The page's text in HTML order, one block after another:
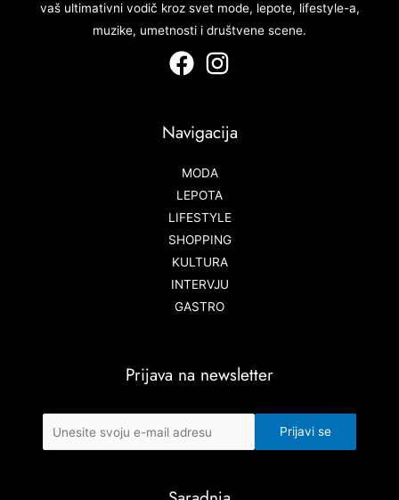
vaš ultimativni vodič kroz svet mode, lepote, lifestyle-a,
muzike, umetnosti i društvene scene.
Navigacija
MODA
LEPOTA
LIFESTYLE
SHOPPING
KULTURA
INTERVJU
GASTRO
Prijava na newsletter